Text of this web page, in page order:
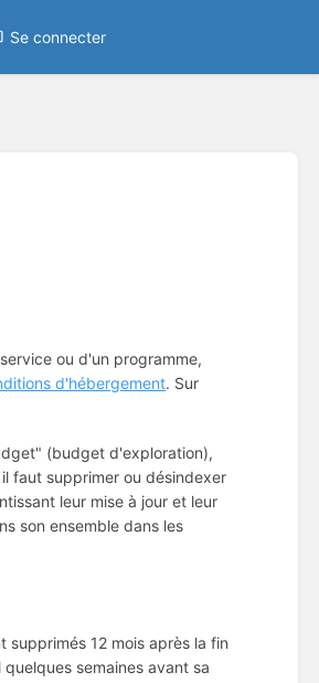
Se connecter
ou d'un programme,
d'hébergement. Sur
(budget d'exploration),
faut supprimer ou désindexer
leur mise à jour et leur
son ensemble dans les
supprimés 12 mois après la fin
semaines avant sa